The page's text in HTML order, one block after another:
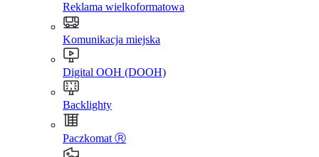
Reklama wielkoformatowa
Komunikacja miejska
Digital OOH (DOOH)
Backlighty
Paczkomat Ⓡ